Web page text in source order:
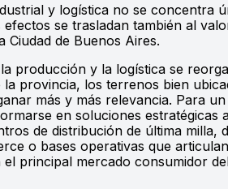
y logística no se concentra
se trasladan también al
Ciudad de Buenos Aires.
producción y la logística se
provincia, los terrenos bien
más y más relevancia. Para
en soluciones estratégicas
de distribución de última milla,
o bases operativas que
principal mercado consumidor